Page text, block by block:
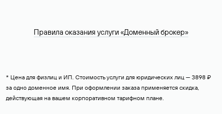
Правила оказания услуги «Доменный брокер»
* Цена для физлиц и ИП. Стоимость услуги для юридических лиц — 3898 ₽
за одно доменное имя. При оформлении заказа применяется скидка,
действующая на вашем корпоративном тарифном плане.